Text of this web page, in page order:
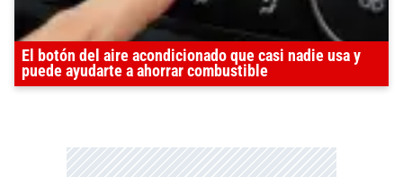
El botón del aire acondicionado que casi nadie usa y
puede ayudarte a ahorrar combustible